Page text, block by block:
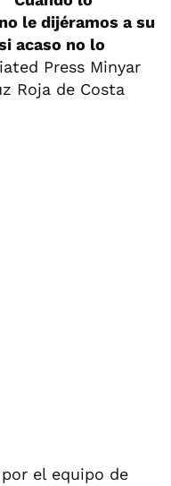
le dijéramos a su
acaso no lo
Press Minyar
Roja de Costa
el equipo de